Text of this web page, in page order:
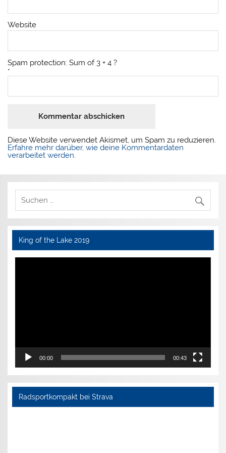
Website
Spam protection: Sum of 3 + 4 ?
*
Diese Website verwendet Akismet, um Spam zu reduzieren.
Erfahre mehr darüber, wie deine Kommentardaten
verarbeitet werden.
King of the Lake 2019
Video-
00:00 00:43
Radsportkompakt bei Strava